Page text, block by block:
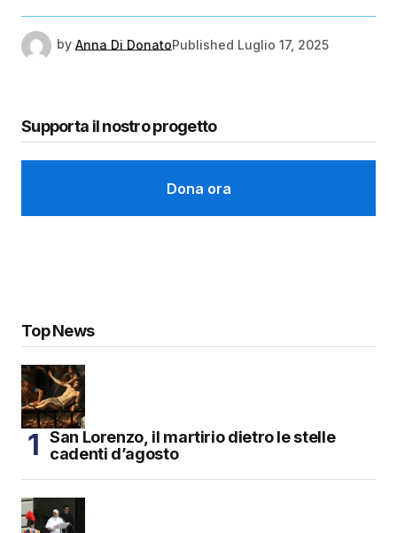
by Anna Di DonatoPublished Luglio 17, 2025
Supporta il nostro progetto
Dona ora
Top News
San Lorenzo, il martirio dietro le stelle
cadenti d’agosto